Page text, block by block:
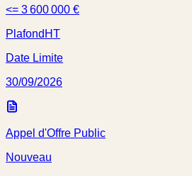
<= 3 600 000 €
Plafond HT
Date Limite
30/09/2026
Appel d'Offre Public
Nouveau